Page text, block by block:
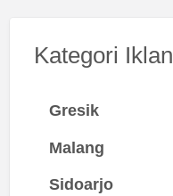
Kategori Iklan
Gresik
Malang
Sidoarjo